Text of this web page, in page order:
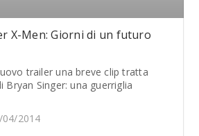
X-Men: Giorni di un futuro
trailer una breve clip tratta
Bryan Singer: una guerriglia
04/2014